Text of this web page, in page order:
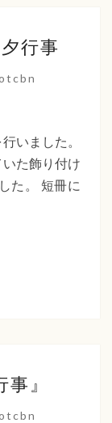
行事
いました。
た飾り付け
た。 短冊に
』